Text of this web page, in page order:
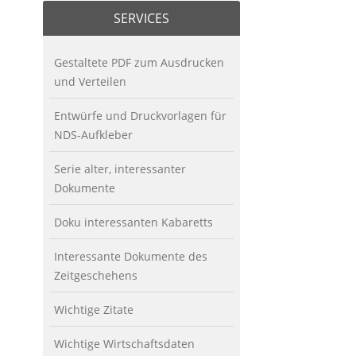
SERVICES
Gestaltete PDF zum Ausdrucken
und Verteilen
Entwürfe und Druckvorlagen für
NDS-Aufkleber
Serie alter, interessanter
Dokumente
Doku interessanten Kabaretts
Interessante Dokumente des
Zeitgeschehens
Wichtige Zitate
Wichtige Wirtschaftsdaten